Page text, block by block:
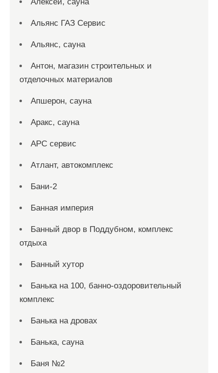
Альянс ГАЗ Сервис
Альянс, сауна
Антон, магазин строительных и
отделочных материалов
Апшерон, сауна
Аракс, сауна
АРС сервис
Атлант, автокомплекс
Бани-2
Банная империя
Банный двор в Поддубном, комплекс
отдыха
Банный хутор
Банька на 100, банно-оздоровительный
комплекс
Банька на дровах
Банька, сауна
Баня №2